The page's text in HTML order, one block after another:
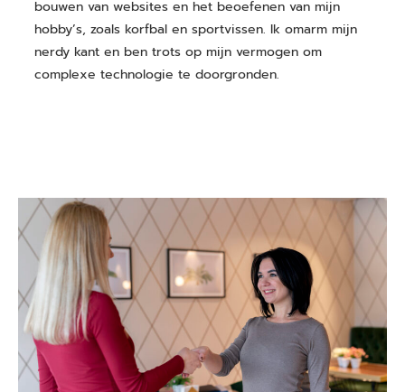
bouwen van websites en het beoefenen van mijn
hobby’s, zoals korfbal en sportvissen. Ik omarm mijn
nerdy kant en ben trots op mijn vermogen om
complexe technologie te doorgronden.